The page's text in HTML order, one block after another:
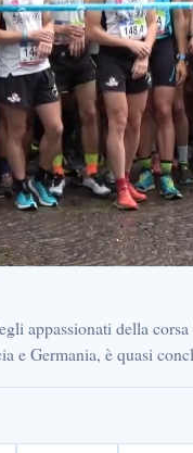
appassionati della
e Germania, è quasi